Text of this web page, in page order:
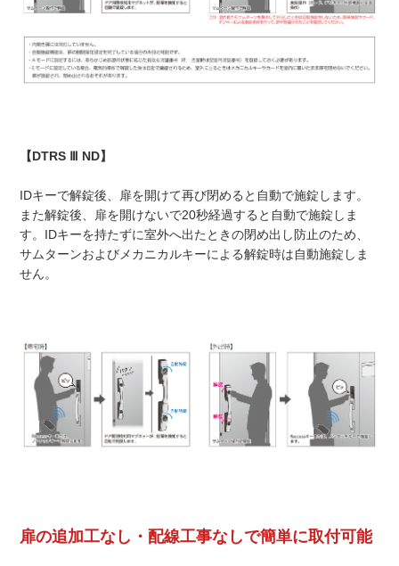
【DTRS Ⅲ ND】
IDキーで解錠後、扉を開けて再び閉めると自動で施錠します。
また解錠後、扉を開けないで20秒経過すると自動で施錠しま
す。IDキーを持たずに室外へ出たときの閉め出し防止のため、
サムターンおよびメカニカルキーによる解錠時は自動施錠しま
せん。
扉の追加工なし・配線工事なしで簡単に取付可能